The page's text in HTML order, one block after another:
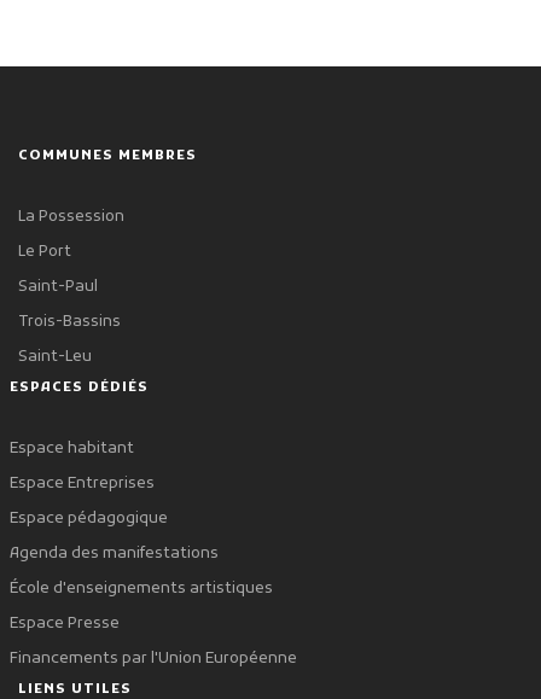
COMMUNES MEMBRES
La Possession
Le Port
Saint-Paul
Trois-Bassins
Saint-Leu
ESPACES DÉDIÉS
Espace habitant
Espace Entreprises
Espace pédagogique
Agenda des manifestations
École d'enseignements artistiques
Espace Presse
Financements par l'Union Européenne
LIENS UTILES